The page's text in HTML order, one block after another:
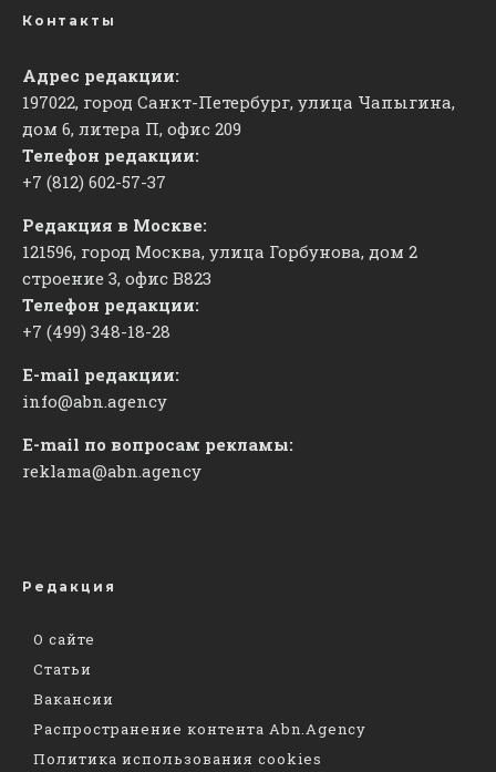
Контакты
Адрес редакции:
197022, город Санкт-Петербург, улица Чапыгина,
дом 6, литера П, офис 209
Телефон редакции:
+7 (812) 602-57-37
Редакция в Москве:
121596, город Москва, улица Горбунова, дом 2
строение 3, офис ​В823
Телефон редакции:
+7 (499) 348-18-28
E-mail редакции:
info@abn.agency
E-mail по вопросам рекламы:
reklama@abn.agency
Редакция
О сайте
Статьи
Вакансии
Распространение контента Abn.Agency
Политика использования cookies